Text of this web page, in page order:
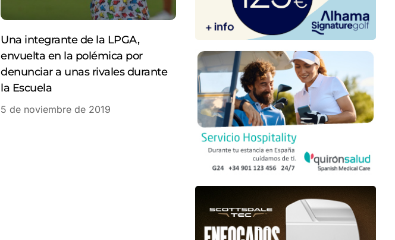
Una integrante de la LPGA,
envuelta en la polémica por
denunciar a unas rivales durante
la Escuela
5 de noviembre de 2019